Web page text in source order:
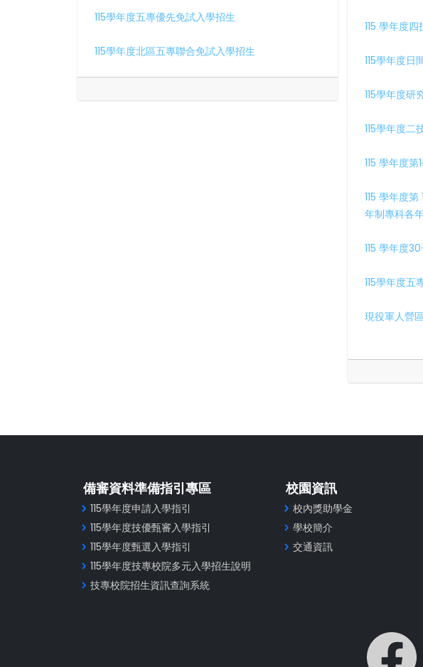
115學年度五專優先免試入學招生
115學年度北區五專聯合免試入學招生
115 學年度
115學年度日
115學年度研
115學年度二
115 學年度
115 學年度
年制專科各
115 學年度
115學年度五
現役軍人營
備審資料準備指引專區
115學年度申請入學指引
115學年度技優甄審入學指引
115學年度甄選入學指引
115學年度技專校院多元入學招生說明
技專校院招生資訊查詢系統
校園資訊
校內獎助學金
學校簡介
交通資訊